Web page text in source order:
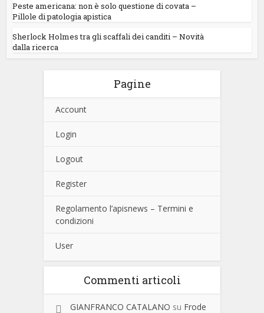
Peste americana: non è solo questione di covata –
Pillole di patologia apistica
Sherlock Holmes tra gli scaffali dei canditi – Novità
dalla ricerca
Pagine
Account
Login
Logout
Register
Regolamento l’apisnews – Termini e
condizioni
User
Commenti articoli
GIANFRANCO CATALANO su Frode